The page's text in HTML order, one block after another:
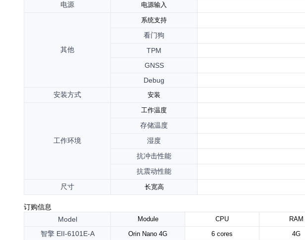
电源 电源输入
其他
系统支持
看门狗
TPM
GNSS
Debug
安装方式 安装
工作环境
工作温度
存储温度
湿度
抗冲击性能
抗震动性能
尺寸 长宽高
订购信息
Model
Module CPU RAM
智擎 EII-6101E-A Orin Nano 4G 6 cores 4G